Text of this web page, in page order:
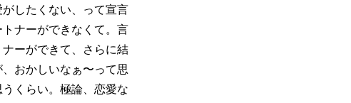
したくない、って宣言
ナーができなくて。言
ーができて、さらに結
おかしいなぁ〜って思
くらい。極論、恋愛な